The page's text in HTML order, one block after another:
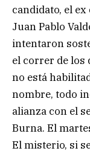
candidato, el
Juan Pablo
intentaron
el correr de los
no está
nombre, todo
alianza con el
Burna. El
El misterio, si